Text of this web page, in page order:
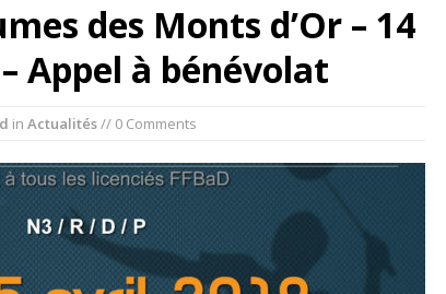
des Monts d’Or – 14
Appel à bénévolat
in Actualités// 0 Comments